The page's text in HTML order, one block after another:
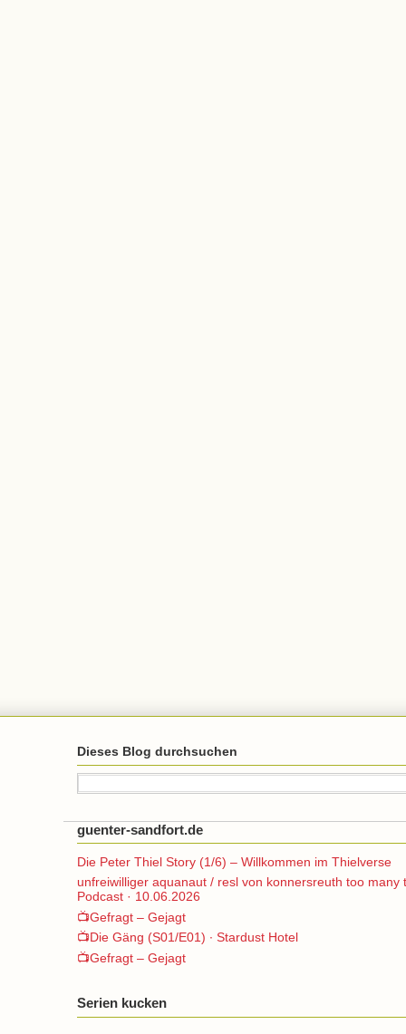
Dieses Blog durchsuchen
guenter-sandfort.de
Die Peter Thiel Story (1/6) – Willkommen im Thielverse
unfreiwilliger aquanaut / resl von konnersreuth too many
Podcast · 10.06.2026
📺Gefragt – Gejagt
📺Die Gäng (S01/E01) ∙ Stardust Hotel
📺Gefragt – Gejagt
Serien kucken